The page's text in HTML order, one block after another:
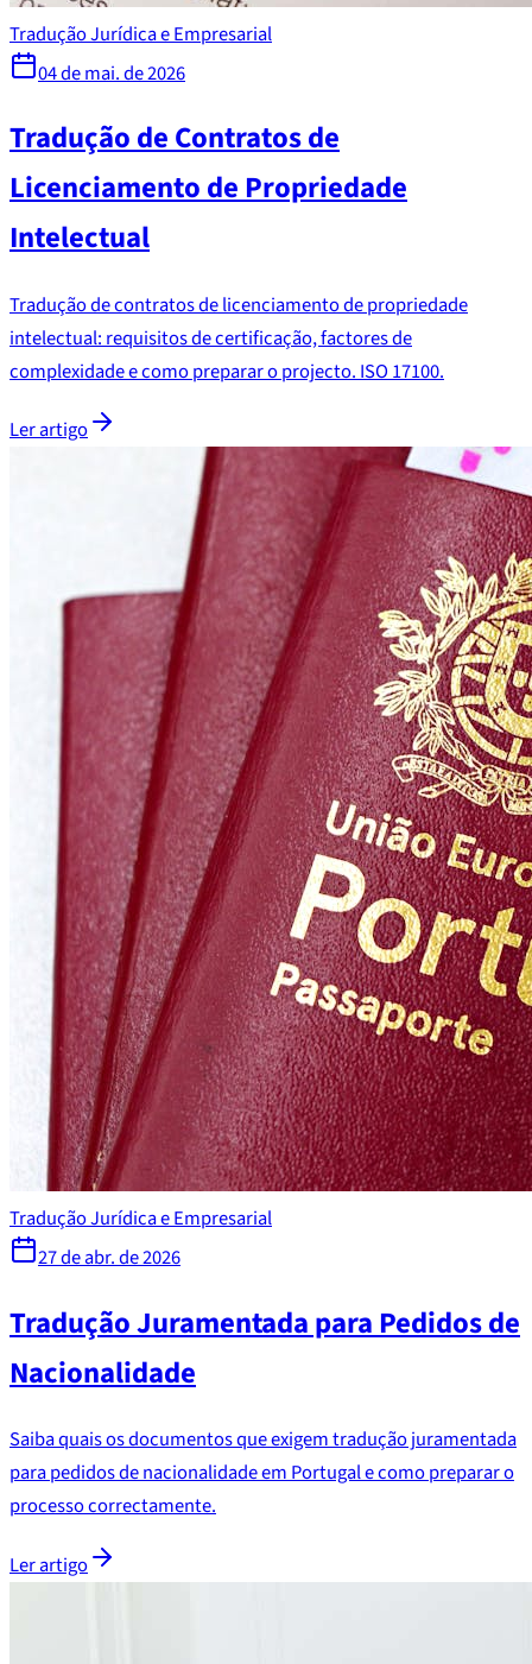
Tradução Jurídica e Empresarial
04 de mai. de 2026
Tradução de Contratos de
Licenciamento de Propriedade
Intelectual
Tradução de contratos de licenciamento de propriedade
intelectual: requisitos de certificação, factores de
complexidade e como preparar o projecto. ISO 17100.
Ler artigo
Tradução Jurídica e Empresarial
27 de abr. de 2026
Tradução Juramentada para Pedidos de
Nacionalidade
Saiba quais os documentos que exigem tradução juramentada
para pedidos de nacionalidade em Portugal e como preparar o
processo correctamente.
Ler artigo